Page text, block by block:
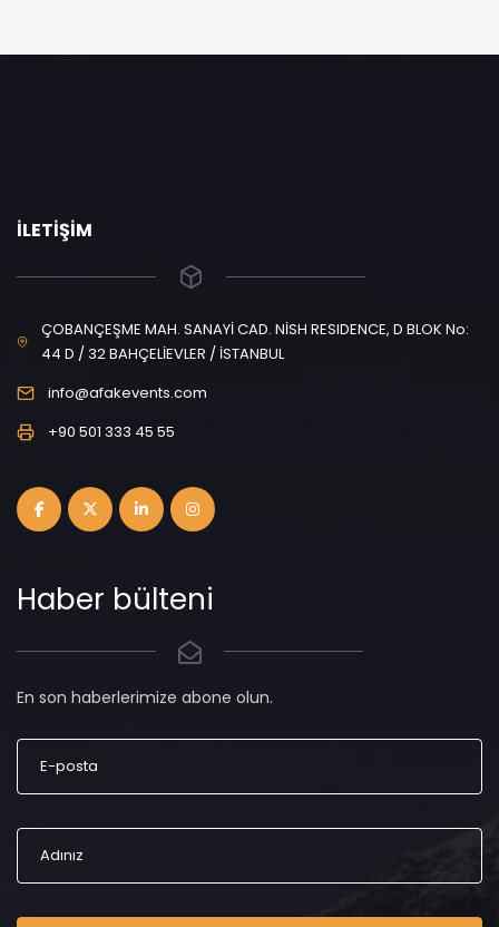
İLETIŞIM
ÇOBANÇEŞME MAH. SANAYİ CAD. NİSH RESIDENCE, D BLOK No:
44 D / 32 BAHÇELİEVLER / İSTANBUL
info@afakevents.com
+90 501 333 45 55
Haber bülteni
En son haberlerimize abone olun.